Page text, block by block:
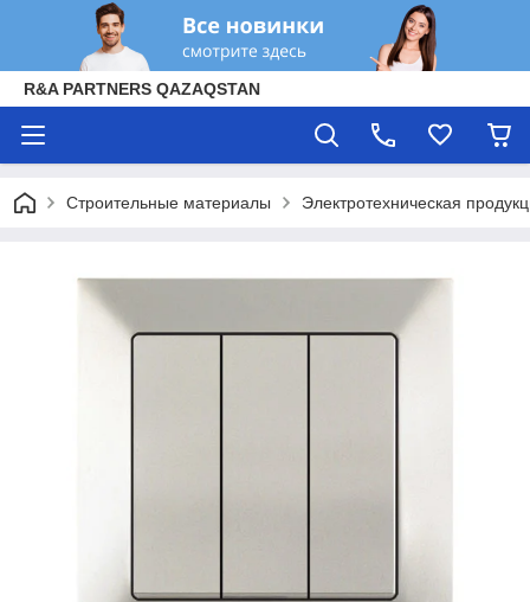
R&A PARTNERS QAZAQSTAN
Строительные материалы Электротехническая